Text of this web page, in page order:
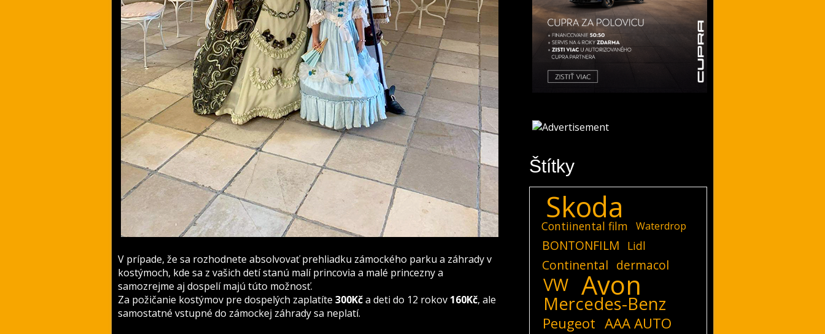
V prípade, že sa rozhodnete absolvovať prehliadku zámockého parku a záhrady v
kostýmoch, kde sa z vašich detí stanú malí princovia a malé princezny a
samozrejme aj dospelí majú túto možnosť.
Za požičanie kostýmov pre dospelých zaplatíte 300Kča deti do 12 rokov 160Kč, ale
samostatné vstupné do zámockej záhrady sa neplatí.
Štítky
Skoda
Contiinental film Waterdrop
BONTONFILM Lidl
Continental dermacol
VW Avon
Mercedes-Benz
Peugeot AAA AUTO